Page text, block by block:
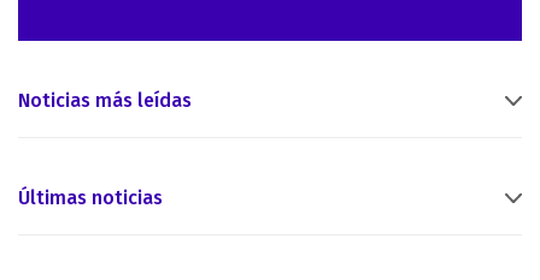
Noticias más leídas
Últimas noticias